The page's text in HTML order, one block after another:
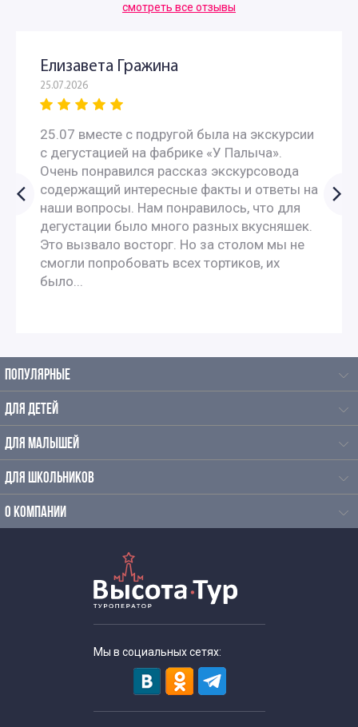
СЕРВИС
Оперативные консультации 24/7 в основных
мессенджерах. Быстрый профессиональный
подбор экскурсионной программы под запрос.
Возможность заказать эксклюзивную экскурсию,
созданную под ваш заказ.
наши экскурсоводы имеют профессиональную
Может производиться любым способом –
Предоставляем закрывающие и прочие
финансовые документы.
смотреть все отзывы
Елизавета Гражина
25.07.2026
25.07 вместе с подругой была на экскурсии
с дегустацией на фабрике «У Палыча».
Очень понравился рассказ экскурсовода
содержащий интересные факты и ответы на
наши вопросы. Нам понравилось, что для
дегустации было много разных вкусняшек.
Это вызвало восторг. Но за столом мы не
смогли попробовать всех тортиков, их
было...
ПОПУЛЯРНЫЕ
ДЛЯ ДЕТЕЙ
ДЛЯ МАЛЫШЕЙ
ДЛЯ ШКОЛЬНИКОВ
О КОМПАНИИ
Мы в социальных сетях: